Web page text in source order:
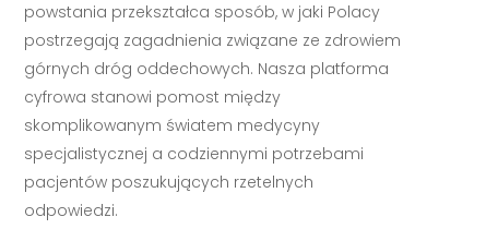
powstania przekształca sposób, w jaki Polacy
postrzegają zagadnienia związane ze zdrowiem
górnych dróg oddechowych. Nasza platforma
cyfrowa stanowi pomost między
skomplikowanym światem medycyny
specjalistycznej a codziennymi potrzebami
pacjentów poszukujących rzetelnych
odpowiedzi.